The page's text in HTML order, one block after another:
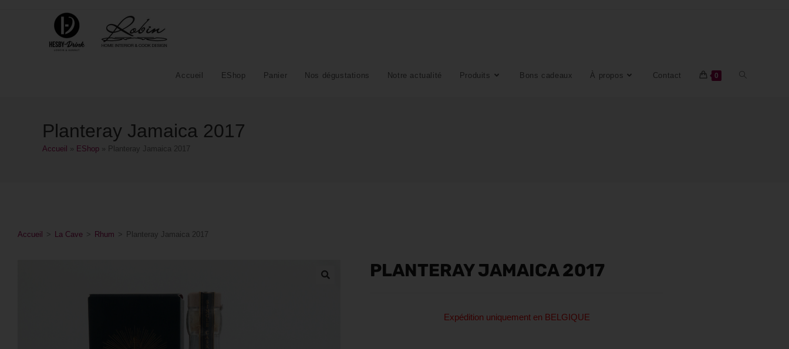
Accueil EShop Panier Nos dégustations Notre actualité Produits Bons cadeaux À propos Contact 0
Planteray Jamaica 2017
Accueil EShop Planteray Jamaica 2017
Accueil > La Cave > Rhum > Planteray Jamaica 2017
PLANTERAY JAMAICA 2017
Expédition uniquement en BELGIQUE